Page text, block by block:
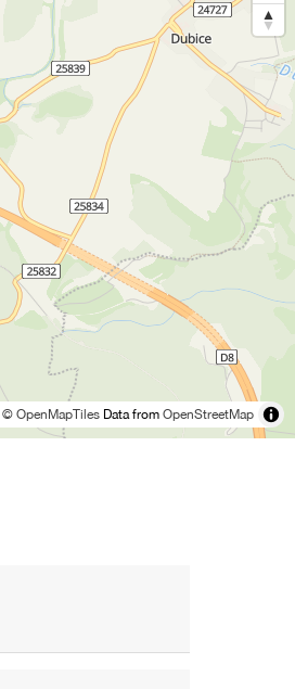
© OpenMapTiles Data from OpenStreetMap